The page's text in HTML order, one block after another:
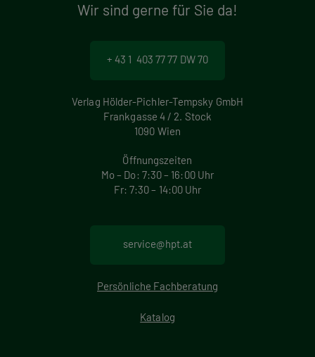
Wir sind gerne für Sie da!
+ 43 1 403 77 77 DW 70
Verlag Hölder-Pichler-Tempsky GmbH
Frankgasse 4 / 2. Stock
1090 Wien
Öffnungszeiten
Mo – Do: 7:30 – 16:00 Uhr
Fr: 7:30 – 14:00 Uhr
service@hpt.at
Persönliche Fachberatung
Katalog